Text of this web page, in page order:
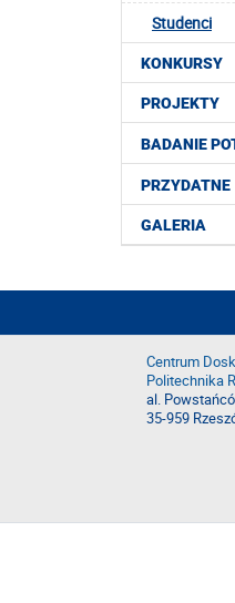
Studenci
KONKURSY
PROJEKTY
BADANIE
PRZYDATNE
GALERIA
Centrum
Politechnika
al.
35-959